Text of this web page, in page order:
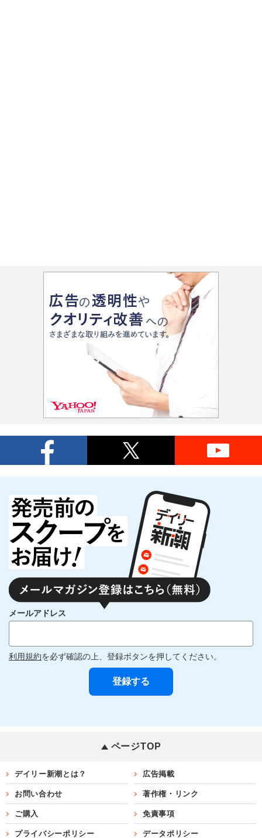
メールアドレス
利用規約を必ず確認の上、登録ボタンを押してください。
ページTOP
デイリー新潮とは？ 広告掲載
お問い合わせ 著作権・リンク
ご購入 免責事項
プライバシーポリシー データポリシー